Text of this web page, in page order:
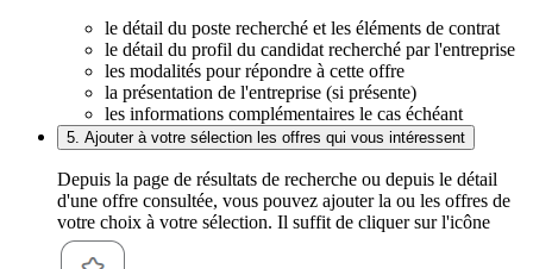
le détail du poste recherché et les éléments de contrat
le détail du profil du candidat recherché par l'entreprise
les modalités pour répondre à cette offre
la présentation de l'entreprise (si présente)
les informations complémentaires le cas échéant
5. Ajouter à votre sélection les offres qui vous intéressent
Depuis la page de résultats de recherche ou depuis le détail
d'une offre consultée, vous pouvez ajouter la ou les offres de
votre choix à votre sélection. Il suffit de cliquer sur l'icône